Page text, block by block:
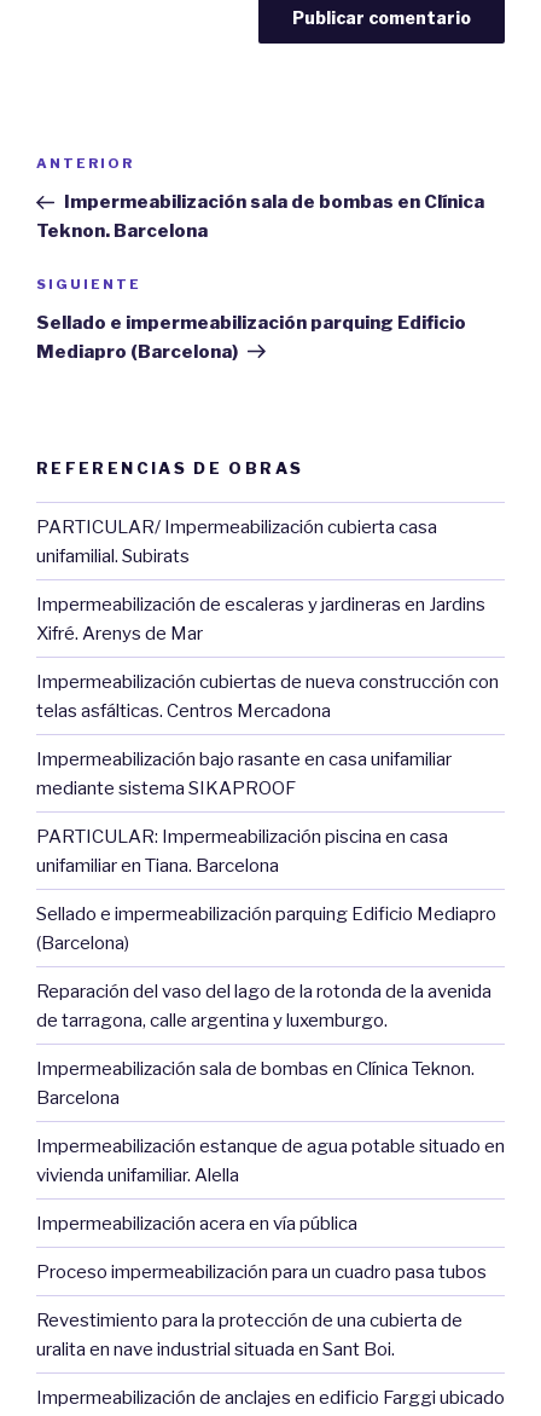
Navegación
entradas
Entrada
anterior:
ANTERIOR
Impermeabilización sala de bombas en Clínica
Teknon. Barcelona
Siguiente
entrada
SIGUIENTE
Sellado e impermeabilización parquing Edificio
Mediapro (Barcelona)
REFERENCIAS DE OBRAS
PARTICULAR/ Impermeabilización cubierta casa
unifamilial. Subirats
Impermeabilización de escaleras y jardineras en Jardins
Xifré. Arenys de Mar
Impermeabilización cubiertas de nueva construcción con
telas asfálticas. Centros Mercadona
Impermeabilización bajo rasante en casa unifamiliar
mediante sistema SIKAPROOF
PARTICULAR: Impermeabilización piscina en casa
unifamiliar en Tiana. Barcelona
Sellado e impermeabilización parquing Edificio Mediapro
(Barcelona)
Reparación del vaso del lago de la rotonda de la avenida
de tarragona, calle argentina y luxemburgo.
Impermeabilización sala de bombas en Clínica Teknon.
Barcelona
Impermeabilización estanque de agua potable situado en
vivienda unifamiliar. Alella
Impermeabilización acera en vía pública
Proceso impermeabilización para un cuadro pasa tubos
Revestimiento para la protección de una cubierta de
uralita en nave industrial situada en Sant Boi.
Impermeabilización de anclajes en edificio Farggi ubicado